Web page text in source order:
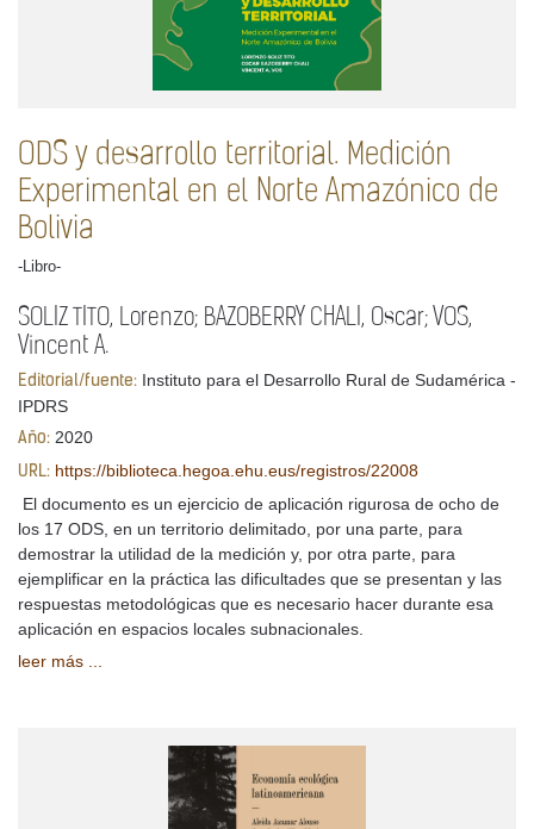
ODS y desarrollo territorial. Medición
Experimental en el Norte Amazónico de
Bolivia
-Libro-
SOLIZ TITO, Lorenzo; BAZOBERRY CHALI, Oscar; VOS,
Vincent A.
Editorial/fuente: Instituto para el Desarrollo Rural de Sudamérica -
IPDRS
Año: 2020
URL: https://biblioteca.hegoa.ehu.eus/registros/22008
El documento es un ejercicio de aplicación rigurosa de ocho de
los 17 ODS, en un territorio delimitado, por una parte, para
demostrar la utilidad de la medición y, por otra parte, para
ejemplificar en la práctica las dificultades que se presentan y las
respuestas metodológicas que es necesario hacer durante esa
aplicación en espacios locales subnacionales.
leer más ...